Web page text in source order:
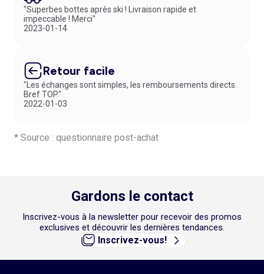
magasin. Un véritable coup de foudre !
"Superbes bottes après ski ! Livraison rapide et
impeccable ! Merci"
2023-01-14
Retour facile
"Les échanges sont simples, les remboursements directs.
Bref TOP."
2022-01-03
* Source : questionnaire post-achat
Gardons le contact
Inscrivez-vous à la newsletter pour recevoir des promos
exclusives et découvrir les dernières tendances.
Inscrivez-vous!